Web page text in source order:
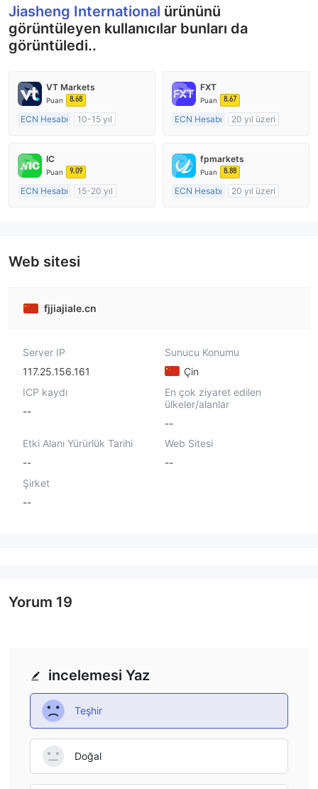
Jiasheng International ürününü
görüntüleyen kullanıcılar bunları da
görüntüledi..
VT Markets
Puan 8.68
ECN Hesabı
10-15 yıl
Pazar Yapıcılık (MM)
MT4 Tam Lisans
FXT
Puan 8.67
ECN Hesabı
20 yıl üzeri
Pazar Yapıcılık (MM)
MT4 Tam Lisans
IC
Puan 9.09
ECN Hesabı
15-20 yıl
fpmarkets
Puan 8.88
ECN Hesabı
20 yıl üzeri
Web sitesi
fjjiajiale.cn
Server IP
117.25.156.161
Sunucu Konumu
Çin
ICP kaydı
--
En çok ziyaret edilen
ülkeler/alanlar
--
Etki Alanı Yürürlük Tarihi
--
Web Sitesi
--
Şirket
--
incelemesi Yaz
Teşhir
Doğal
Yorum 19